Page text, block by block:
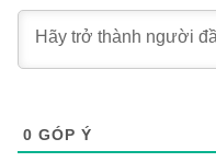
0 GÓP Ý